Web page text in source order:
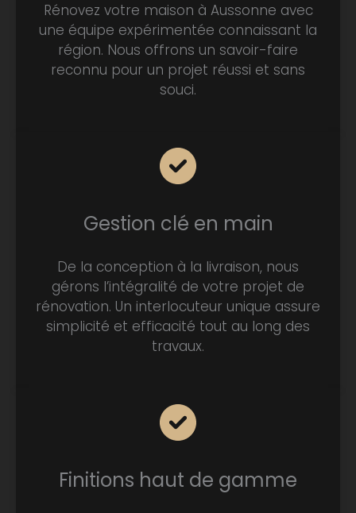
Rénovez votre maison à Aussonne avec
une équipe expérimentée connaissant la
région. Nous offrons un savoir-faire
reconnu pour un projet réussi et sans
souci.
Gestion clé en main
De la conception à la livraison, nous
gérons l’intégralité de votre projet de
rénovation. Un interlocuteur unique assure
simplicité et efficacité tout au long des
travaux.
Finitions haut de gamme